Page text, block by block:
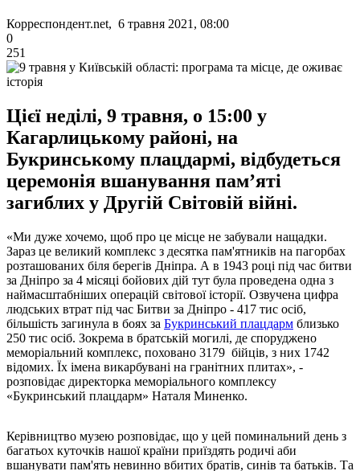
Корреспондент.net, 6 травня 2021, 08:00
0
251
Цієї неділі, 9 травня, о 15:00 у
Кагарлицькому районі, на
Букринському плацдармі, відбудеться
церемонія вшанування пам’яті
загиблих у Другій Світовій війні.
«Ми дуже хочемо, щоб про це місце не забували нащадки.
Зараз це великий комплекс з десятка пам'ятників на пагорбах
розташованих біля берегів Дніпра. А в 1943 році під час битви
за Дніпро за 4 місяці бойових дій тут була проведена одна з
наймасштабніших операцій світової історії. Озвучена цифра
людських втрат під час Битви за Дніпро - 417 тис осіб,
більшість загинула в боях за Букринський плацдарм близько
250 тис осіб. Зокрема в братській могилі, де споруджено
меморіальний комплекс, поховано 3179 бійців, з них 1742
відомих. Їх імена викарбувані на гранітних плитах», -
розповідає директорка меморіального комплексу
«Букринський плацдарм» Наталя Миненко.
Керівництво музею розповідає, що у цей поминальний день з
багатьох куточків нашої країни приїздять родичі аби
вшанувати пам'ять невинно вбитих братів, синів та батьків. Та